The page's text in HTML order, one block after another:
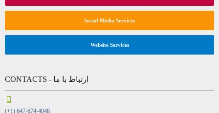
Social Media Services
Website Services
CONTACTS - ارتباط با ما
(+1) 647-674-4048